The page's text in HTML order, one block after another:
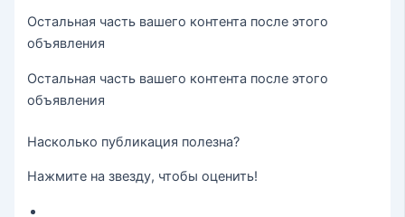
Остальная часть вашего контента после этого
объявления
Остальная часть вашего контента после этого
объявления
Насколько публикация полезна?
Нажмите на звезду, чтобы оценить!